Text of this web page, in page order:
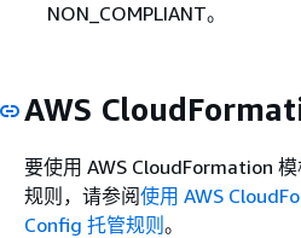
NON_COMPLIANT。
AWS
要使用 AWS CloudFormation
规则，请参阅使用 AWS
Config 托管规则。